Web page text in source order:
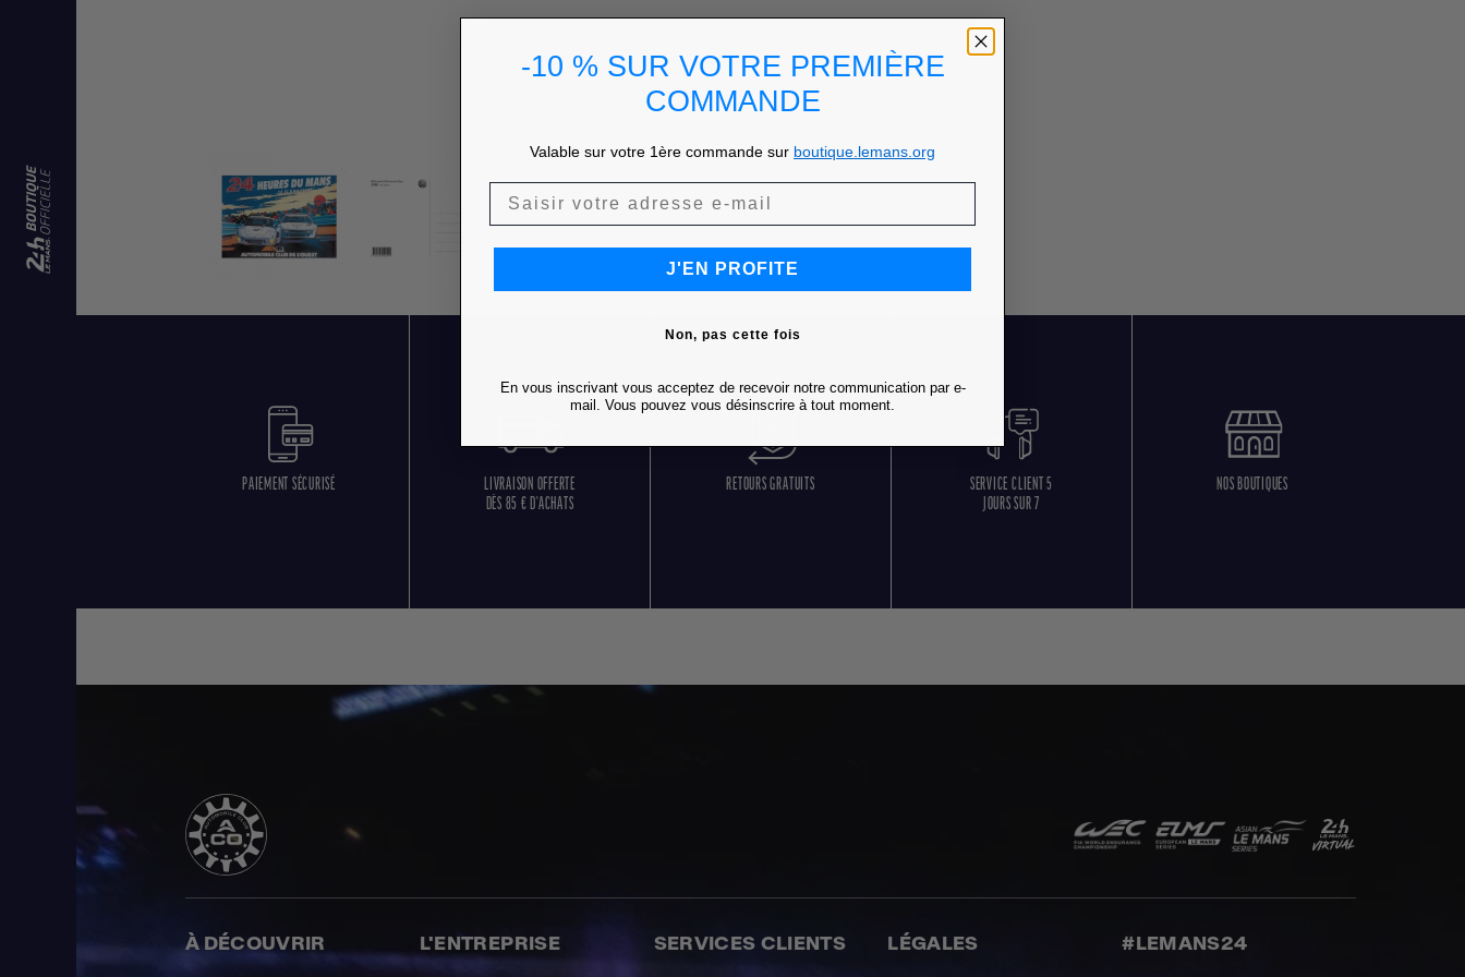
PAIEMENT SÉCURISÉ
LIVRAISON OFFERTE
DÈS 85 € D'ACHATS
RETOURS GRATUITS
SERVICE CLIENT 5
JOURS SUR 7
NOS BOUTIQUES
À DÉCOUVRIR L'ENTREPRISE SERVICES CLIENTS LÉGALES #LEMANS24
-10 % SUR VOTRE PREMIÈRE
COMMANDE
Valable sur votre 1ère commande sur boutique.lemans.org
J'EN PROFITE
Non, pas cette fois
En vous inscrivant vous acceptez de recevoir notre communication par e-
mail. Vous pouvez vous désinscrire à tout moment.